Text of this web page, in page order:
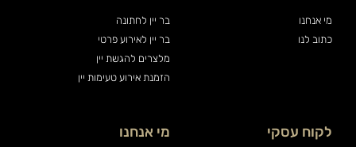
מי אנחנו
כתוב לנו
בר יין לחתונה
בר יין לאירוע פרטי
מלצרים להגשת יין
הזמנת אירוע טעימות יין
לקוח עסקי מי אנחנו